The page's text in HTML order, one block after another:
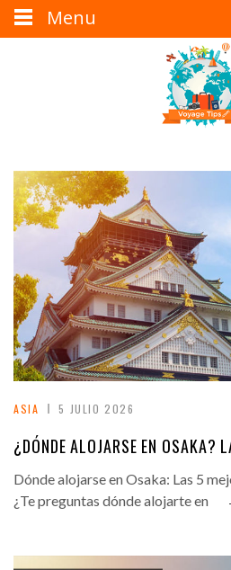
ASIA 5 JULIO 2026
¿DÓNDE ALOJARSE EN OSAKA?
Dónde alojarse en Osaka: Las 5
¿Te preguntas dónde alojarte en
Menu